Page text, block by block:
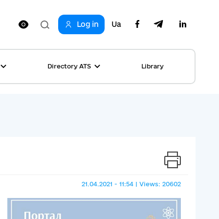
Log in Ua
Directory ATS Library
21.04.2021 - 11:54 | Views: 20602